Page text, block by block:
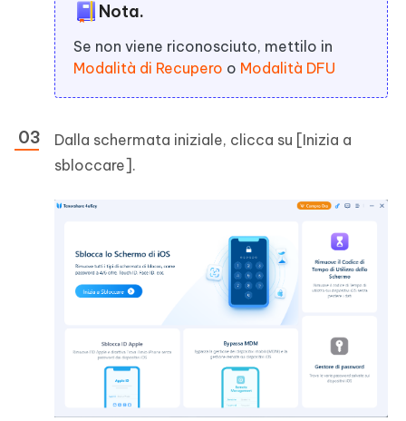
Nota.
Se non viene riconosciuto, mettilo in
Modalità di Recupero o Modalità DFU
Dalla schermata iniziale, clicca su [Inizia a
sbloccare].